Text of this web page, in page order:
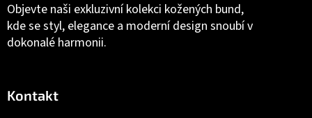
Objevte naši exkluzivní kolekci kožených bund,
kde se styl, elegance a moderní design snoubí v
dokonalé harmonii.
Kontakt